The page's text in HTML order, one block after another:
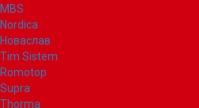
MBS
Nordica
Новаслав
Tim Sistem
Romotop
Supra
Thorma